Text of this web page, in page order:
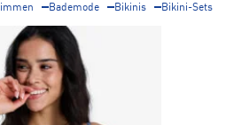
Bademode Bikinis Bikini-Sets